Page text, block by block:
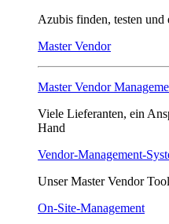
Azubis finden, testen und
Master Vendor
Master Vendor
Viele Lieferanten, ein
Hand
Vendor-Management-
Unser Master Vendor Tool
On-Site-Management